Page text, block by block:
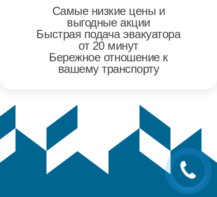
Самые низкие цены и
выгодные акции
Быстрая подача эвакуатора
от 20 минут
Бережное отношение к
вашему транспорту